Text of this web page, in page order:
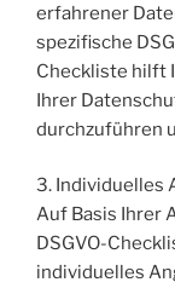
erfahrener
spezifische
Checkliste hilft
Ihrer
durchzuführen
3. Individuelles
Auf Basis Ihrer
DSGVO-
individuelles